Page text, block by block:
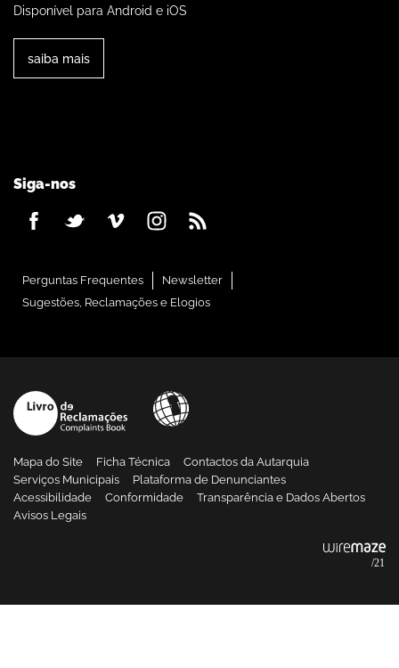
Disponível para Android e iOS
saiba mais
Siga-nos
Perguntas Frequentes
Newsletter
Sugestões, Reclamações e Elogios
Mapa do Site Ficha Técnica
Contactos da Autarquia
Serviços Municipais
Plataforma de Denunciantes
Acessibilidade
Conformidade
Transparência e Dados Abertos
Avisos Legais